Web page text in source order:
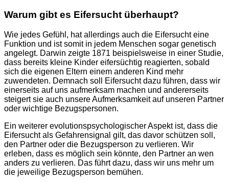
Warum gibt es Eifersucht überhaupt?
Wie jedes Gefühl, hat allerdings auch die Eifersucht eine
Funktion und ist somit in jedem Menschen sogar genetisch
angelegt. Darwin zeigte 1871 beispielsweise in einer Studie,
dass bereits kleine Kinder eifersüchtig reagierten, sobald
sich die eigenen Eltern einem anderen Kind mehr
zuwendeten. Demnach soll Eifersucht dazu führen, dass wir
einerseits auf uns aufmerksam machen und andererseits
steigert sie auch unsere Aufmerksamkeit auf unseren Partner
oder wichtige Bezugspersonen.
Ein weiterer evolutionspsychologischer Aspekt ist, dass die
Eifersucht als Gefahrensignal gilt, das davor schützen soll,
den Partner oder die Bezugsperson zu verlieren. Wir
erleben, dass es möglich sein könnte, den Partner an wen
anders zu verlieren. Das führt dazu, dass wir uns mehr um
die jeweilige Bezugsperson bemühen.